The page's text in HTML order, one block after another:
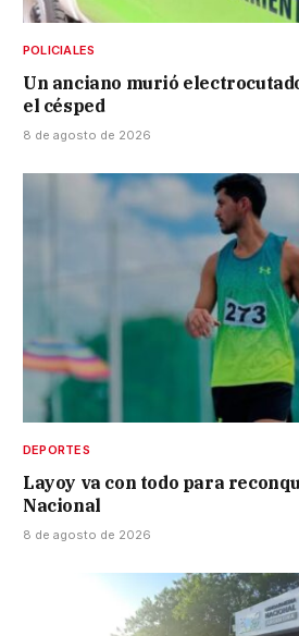
POLICIALES
Un anciano murió
el césped
8 de agosto de 2026
DEPORTES
Layoy va con todo para
Nacional
8 de agosto de 2026